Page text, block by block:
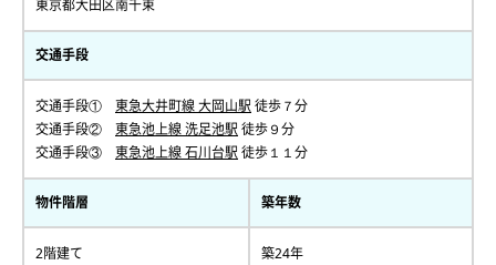
東京都大田区南千束
交通手段
交通手段① 東急大井町線 大岡山駅 徒歩７分
交通手段② 東急池上線 洗足池駅 徒歩９分
交通手段③ 東急池上線 石川台駅 徒歩１１分
物件階層
2階建て
築年数
築24年